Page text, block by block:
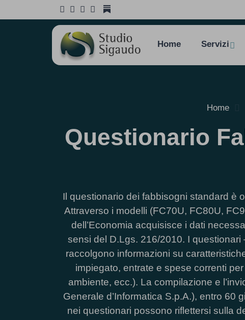
Home Servizi
Home
Questionario
Il questionario dei fabbisogni standard è
Attraverso i modelli (FC70U, FC80U,
dell’Economia acquisisce i dati
sensi del D.Lgs. 216/2010. I questionari
raccolgono informazioni su
impiegato, entrate e spese correnti
ambiente, ecc.). La compilazione e
Generale d’Informatica S.p.A.), entro 60
nei questionari possono riflettersi sulla